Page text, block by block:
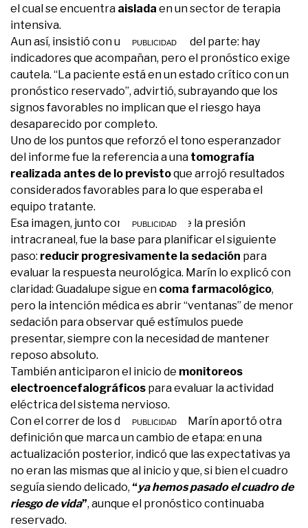
el cual se encuentra aislada en un sector de terapia
intensiva.
Aun así, insistió con una idea clave del parte: hay
indicadores que acompañan, pero el pronóstico exige
cautela. “La paciente está en un estado crítico con un
pronóstico reservado”, advirtió, subrayando que los
signos favorables no implican que el riesgo haya
desaparecido por completo.
Uno de los puntos que reforzó el tono esperanzador
del informe fue la referencia a una tomografía
realizada antes de lo previstoque arrojó resultados
considerados favorables para lo que esperaba el
equipo tratante.
Esa imagen, junto con el control de la presión
intracraneal, fue la base para planificar el siguiente
paso: reducir progresivamente la sedación para
evaluar la respuesta neurológica. Marín lo explicó con
claridad: Guadalupe sigue en coma farmacológico,
pero la intención médica es abrir “ventanas” de menor
sedación para observar qué estímulos puede
presentar, siempre con la necesidad de mantener
reposo absoluto.
También anticiparon el inicio de monitoreos
electroencefalográficos para evaluar la actividad
eléctrica del sistema nervioso.
Con el correr de los días, el propio Marín aportó otra
definición que marca un cambio de etapa: en una
actualización posterior, indicó que las expectativas ya
no eran las mismas que al inicio y que, si bien el cuadro
seguía siendo delicado, “ya hemos pasado el cuadro de
riesgo de vida”, aunque el pronóstico continuaba
reservado.